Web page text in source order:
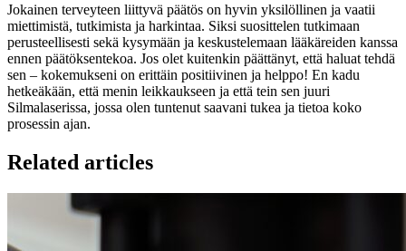
Jokainen terveyteen liittyvä päätös on hyvin yksilöllinen ja vaatii
miettimistä, tutkimista ja harkintaa. Siksi suosittelen tutkimaan
perusteellisesti sekä kysymään ja keskustelemaan lääkäreiden kanssa
ennen päätöksentekoa. Jos olet kuitenkin päättänyt, että haluat tehdä
sen – kokemukseni on erittäin positiivinen ja helppo! En kadu
hetkeäkään, että menin leikkaukseen ja että tein sen juuri
Silmalaserissa, jossa olen tuntenut saavani tukea ja tietoa koko
prosessin ajan.
Related articles